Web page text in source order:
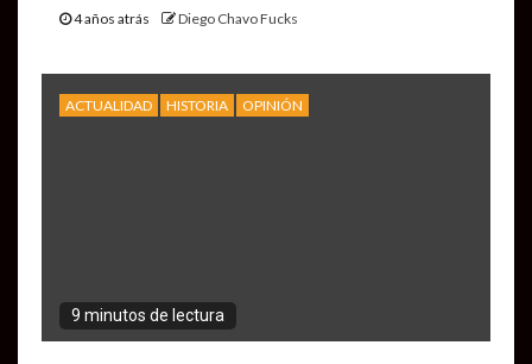
4 años atrás Diego Chavo Fucks
ACTUALIDAD HISTORIA OPINIÓN
9 minutos de lectura